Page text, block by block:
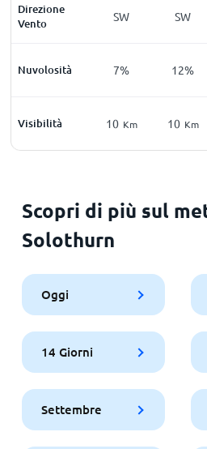
Direzione
Vento
SW SW
Nuvolosità 7% 12%
Visibilità 10 Km 10 Km
Scopri di più sul
Solothurn
Oggi
14 Giorni
Settembre